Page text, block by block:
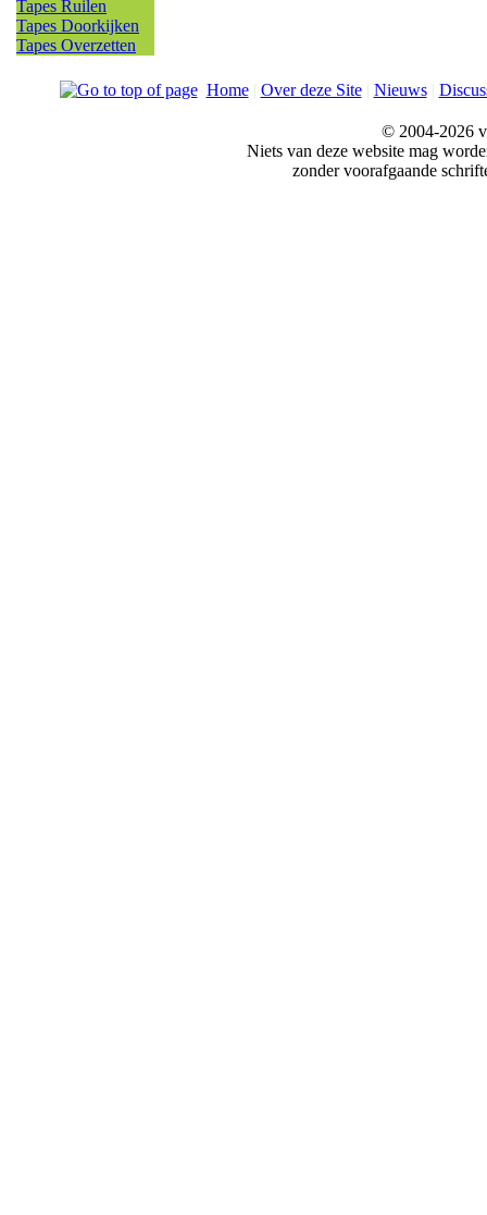
Tapes Ruilen
Tapes Doorkijken
Tapes Overzetten
Home| Over deze Site| Nieuws|
© 2004-2026
Niets van deze website mag
zonder voorafgaande